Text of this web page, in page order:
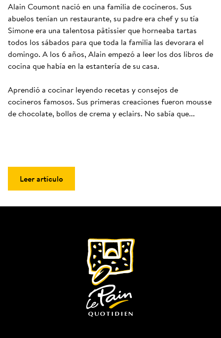
Alain Coumont nació en una familia de cocineros. Sus
abuelos tenían un restaurante, su padre era chef y su tía
Simone era una talentosa pâtissier que horneaba tartas
todos los sábados para que toda la familia las devorara el
domingo. A los 6 años, Alain empezó a leer los dos libros de
cocina que había en la estantería de su casa.
Aprendió a cocinar leyendo recetas y consejos de
cocineros famosos. Sus primeras creaciones fueron mousse
de chocolate, bollos de crema y eclairs. No sabía que...
Leer artículo